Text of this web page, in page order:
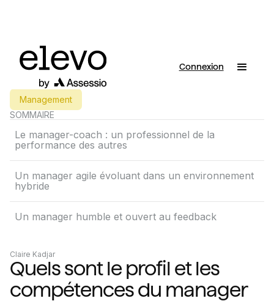
Connexion
Management
SOMMAIRE
Le manager-coach : un professionnel de la
performance des autres
Un manager agile évoluant dans un environnement
hybride
Un manager humble et ouvert au feedback
Claire Kadjar
Quels sont le profil et les
compétences du manager